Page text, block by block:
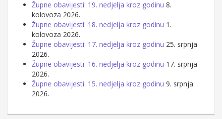
Župne obavijesti: 19. nedjelja kroz godinu 8.
kolovoza 2026.
Župne obavijesti: 18. nedjelja kroz godinu 1.
kolovoza 2026.
Župne obavijesti: 17. nedjelja kroz godinu 25. srpnja
2026.
Župne obavijesti: 16. nedjelja kroz godinu 17. srpnja
2026.
Župne obavijesti: 15. nedjelja kroz godinu 9. srpnja
2026.